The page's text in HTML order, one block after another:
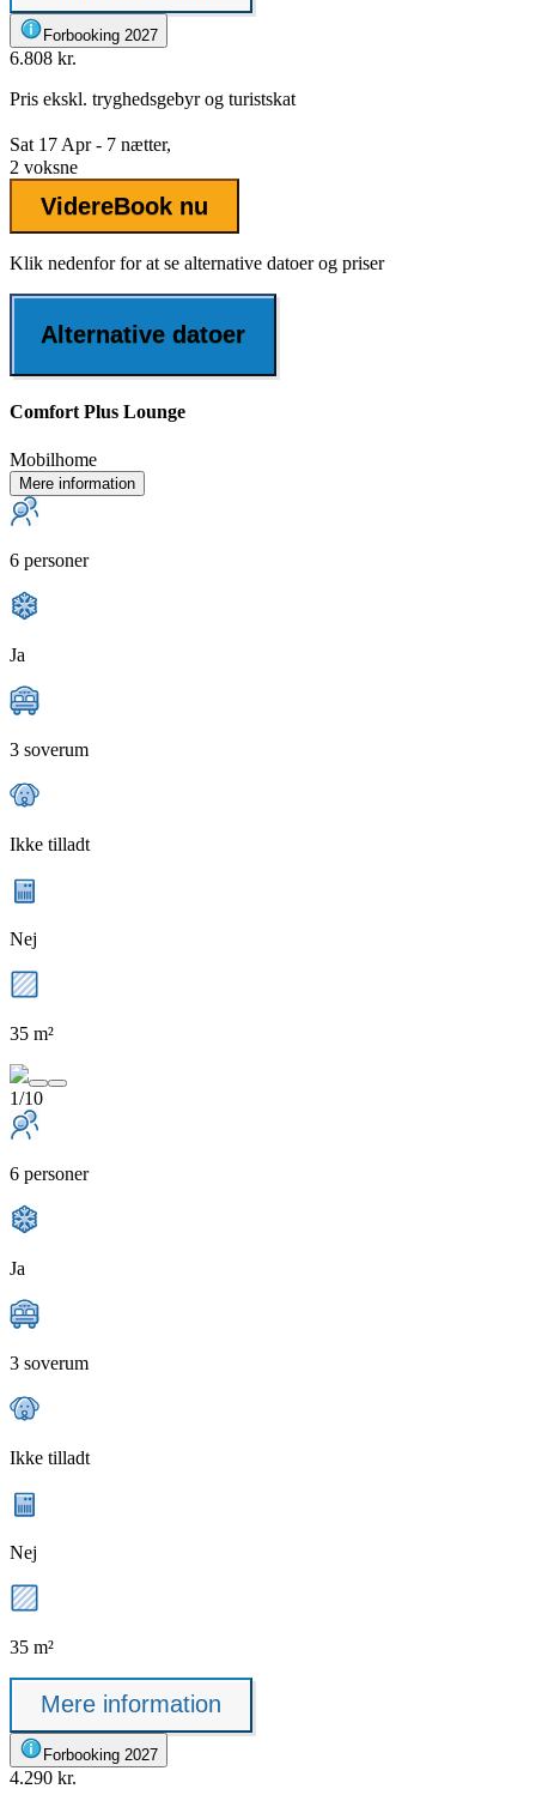
Forbooking 2027
6.808 kr.
Pris ekskl. tryghedsgebyrog turistskat
Sat 17 Apr - 7 nætter,
2 voksne
VidereBook nu
Klik nedenfor for at se alternative datoer og priser
Alternative datoer
Comfort Plus Lounge
Mobilhome
Mere information
6 personer
Ja
3 soverum
Ikke tilladt
Nej
35 m²
1/10
6 personer
Ja
3 soverum
Ikke tilladt
Nej
35 m²
Mere information
Forbooking 2027
4.290 kr.